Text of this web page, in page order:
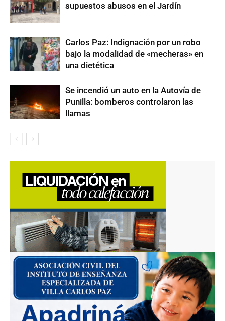
supuestos abusos en el Jardín
Carlos Paz: Indignación por un robo
bajo la modalidad de «mecheras» en
una dietética
Se incendió un auto en la Autovía de
Punilla: bomberos controlaron las
llamas